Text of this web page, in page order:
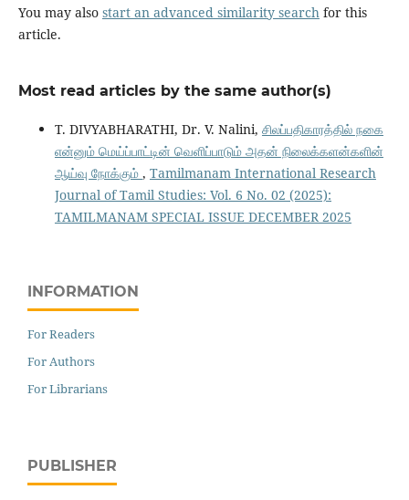
You may also start an advanced similarity searchfor this
article.
Most read articles by the same author(s)
T. DIVYABHARATHI, Dr. V. Nalini, சிலப்பதிகாரத்தில் நகை
என்னும் மெய்ப்பாட்டின் வெளிப்பாடும் அதன் நிலைக்களன்களின்
ஆய்வு நோக்கும் , Tamilmanam International Research
Journal of Tamil Studies: Vol. 6 No. 02 (2025):
TAMILMANAM SPECIAL ISSUE DECEMBER 2025
INFORMATION
For Readers
For Authors
For Librarians
PUBLISHER